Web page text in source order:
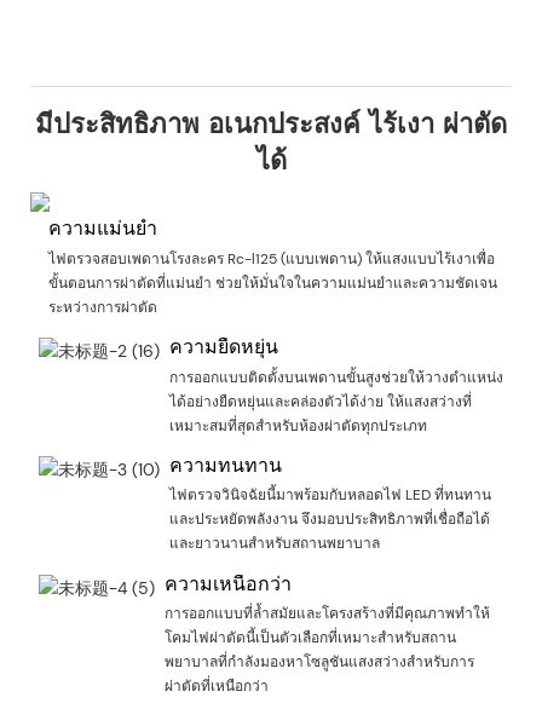
มีประสิทธิภาพ อเนกประสงค์ ไร้เงา ผ่าตัด
ได้
ความแม่นยำ
ไฟตรวจสอบเพดานโรงละคร Rc-l125 (แบบเพดาน) ให้แสงแบบไร้เงาเพื่อ
ขั้นตอนการผ่าตัดที่แม่นยำ ช่วยให้มั่นใจในความแม่นยำและความชัดเจน
ระหว่างการผ่าตัด
ความยืดหยุ่น
การออกแบบติดตั้งบนเพดานขั้นสูงช่วยให้วางตำแหน่ง
ได้อย่างยืดหยุ่นและคล่องตัวได้ง่าย ให้แสงสว่างที่
เหมาะสมที่สุดสำหรับห้องผ่าตัดทุกประเภท
ความทนทาน
ไฟตรวจวินิจฉัยนี้มาพร้อมกับหลอดไฟ LED ที่ทนทาน
และประหยัดพลังงาน จึงมอบประสิทธิภาพที่เชื่อถือได้
และยาวนานสำหรับสถานพยาบาล
ความเหนือกว่า
การออกแบบที่ล้ำสมัยและโครงสร้างที่มีคุณภาพทำให้
โคมไฟผ่าตัดนี้เป็นตัวเลือกที่เหมาะสำหรับสถาน
พยาบาลที่กำลังมองหาโซลูชันแสงสว่างสำหรับการ
ผ่าตัดที่เหนือกว่า